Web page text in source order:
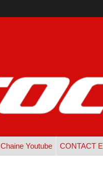
Chaine Youtube CONTACT